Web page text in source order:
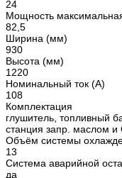
24
Мощность
82,5
Ширина (мм)
930
Высота (мм)
1220
Номинальный ток (А)
108
Комплектация
глушитель, топливный
станция запр. маслом
Объём системы
13
Система аварийной
да